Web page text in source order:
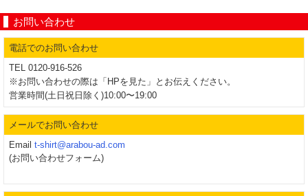
お問い合わせ
電話でのお問い合わせ
TEL 0120-916-526
※お問い合わせの際は「HPを見た」とお伝えください。
営業時間(土日祝日除く)10:00〜19:00
メールでお問い合わせ
Email t-shirt@arabou-ad.com
(お問い合わせフォーム)